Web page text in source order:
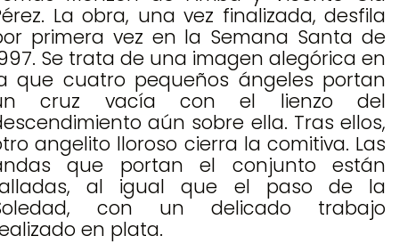
La obra, una vez finalizada, desfila
primera vez en la Semana Santa de
Se trata de una imagen alegórica en
que cuatro pequeños ángeles portan
cruz vacía con el lienzo del
aún sobre ella. Tras ellos,
angelito lloroso cierra la comitiva. Las
que portan el conjunto están
al igual que el paso de la
con un delicado trabajo
en plata.